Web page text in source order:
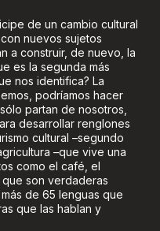
de un cambio cultural
nuevos sujetos
a construir, de nuevo, la
es la segunda más
nos identifica? La
podríamos hacer
partan de nosotros,
desarrollar renglones
cultural –segundo
–que vive una
como el café, el
que son verdaderas
de 65 lenguas que
que las hablan y